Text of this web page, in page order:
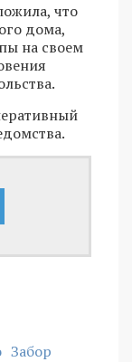
что
дома,
на своем
Забор